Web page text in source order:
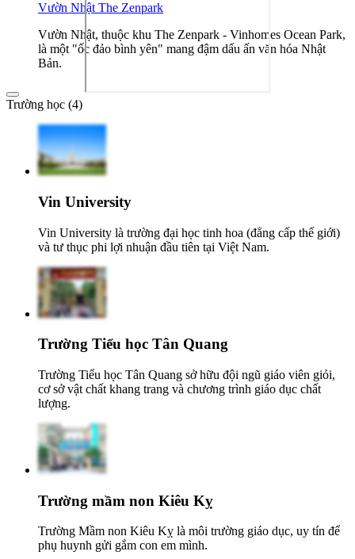
Vườn Nhật The Zenpark
Vườn Nhật, thuộc khu The Zenpark - Vinhomes Ocean Park,
là một "ốc đảo bình yên" mang đậm dấu ấn văn hóa Nhật
Bản.
Trường học (4)
Vin University
Vin University là trường đại học tinh hoa (đẳng cấp thế giới)
và tư thục phi lợi nhuận đầu tiên tại Việt Nam.
Trường Tiểu học Tân Quang
Trường Tiểu học Tân Quang sở hữu đội ngũ giáo viên giỏi,
cơ sở vật chất khang trang và chương trình giáo dục chất
lượng.
Trường mầm non Kiêu Kỵ
Trường Mầm non Kiêu Kỵ là môi trường giáo dục, uy tín để
phụ huynh gửi gắm con em mình.